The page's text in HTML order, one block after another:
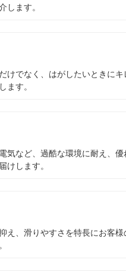
します。
けでなく、はがしたいときに
ます。
気など、過酷な環境に耐え、優
けします。
え、滑りやすさを特長にお客様